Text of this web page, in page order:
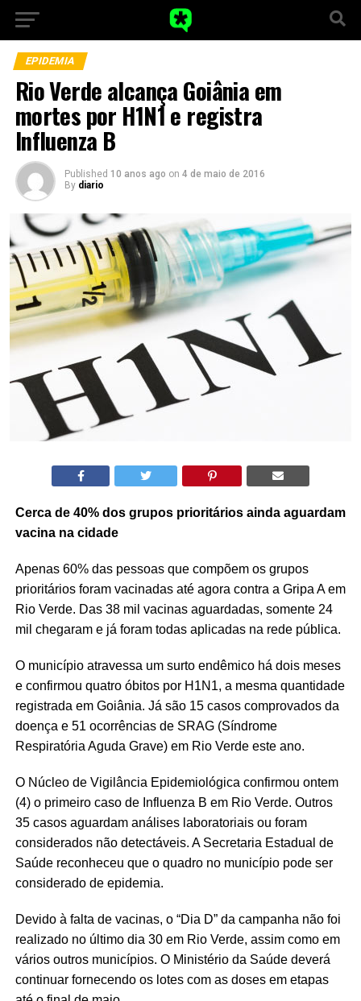
EPIDEMIA
Rio Verde alcança Goiânia em
mortes por H1N1 e registra
Influenza B
Published 10 anos ago on 4 de maio de 2016
By diario
Cerca de 40% dos grupos prioritários ainda aguardam
vacina na cidade
Apenas 60% das pessoas que compõem os grupos
prioritários foram vacinadas até agora contra a Gripa A em
Rio Verde. Das 38 mil vacinas aguardadas, somente 24
mil chegaram e já foram todas aplicadas na rede pública.
O município atravessa um surto endêmico há dois meses
e confirmou quatro óbitos por H1N1, a mesma quantidade
registrada em Goiânia. Já são 15 casos comprovados da
doença e 51 ocorrências de SRAG (Síndrome
Respiratória Aguda Grave) em Rio Verde este ano.
O Núcleo de Vigilância Epidemiológica confirmou ontem
(4) o primeiro caso de Influenza B em Rio Verde. Outros
35 casos aguardam análises laboratoriais ou foram
considerados não detectáveis. A Secretaria Estadual de
Saúde reconheceu que o quadro no município pode ser
considerado de epidemia.
Devido à falta de vacinas, o “Dia D” da campanha não foi
realizado no último dia 30 em Rio Verde, assim como em
vários outros municípios. O Ministério da Saúde deverá
continuar fornecendo os lotes com as doses em etapas